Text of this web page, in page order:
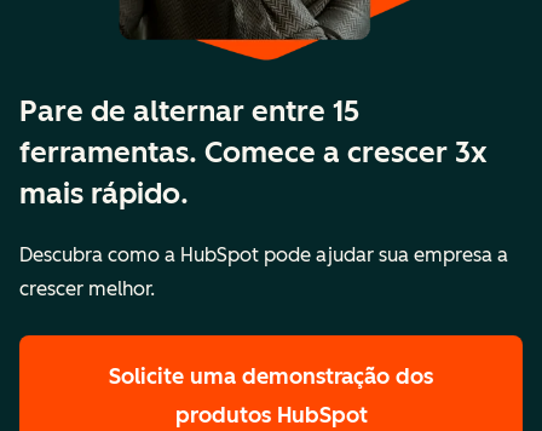
Pare de alternar entre 15
ferramentas. Comece a crescer 3x
mais rápido.
Descubra como a HubSpot pode ajudar sua empresa a
crescer melhor.
Solicite uma demonstração dos
produtos HubSpot